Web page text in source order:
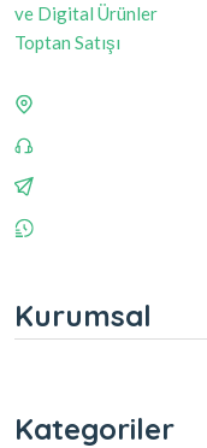
Kurumsal
Kategoriler